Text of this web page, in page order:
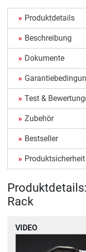
Produktdetails
Beschreibung
Dokumente
Test &
Zubehör
Bestseller
Produktsicherheit
Rack
VIDEO